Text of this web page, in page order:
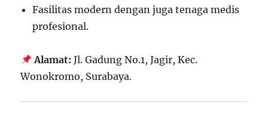
Fasilitas modern dengan juga tenaga medis
profesional.
Alamat: Jl. Gadung No.1, Jagir, Kec.
Wonokromo, Surabaya.